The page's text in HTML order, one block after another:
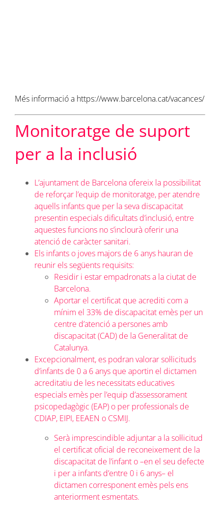
Més informació a https://www.barcelona.cat/vacances/
Monitoratge de suport
per a la inclusió
L’ajuntament de Barcelona ofereix la possibilitat
de reforçar l’equip de monitoratge, per atendre
aquells infants que per la seva discapacitat
presentin especials dificultats d’inclusió, entre
aquestes funcions no s’inclourà oferir una
atenció de caràcter sanitari.
Els infants o joves majors de 6 anys hauran de
reunir els següents requisits:
Residir i estar empadronats a la ciutat de
Barcelona.
Aportar el certificat que acrediti com a
mínim el 33% de discapacitat emès per un
centre d’atenció a persones amb
discapacitat (CAD) de la Generalitat de
Catalunya.
Excepcionalment, es podran valorar sol·licituds
d’infants de 0 a 6 anys que aportin el dictamen
acreditatiu de les necessitats educatives
especials emès per l’equip d’assessorament
psicopedagògic (EAP) o per professionals de
CDIAP, EIPI, EEAEN o CSMIJ.
Serà imprescindible adjuntar a la sol·licitud
el certificat oficial de reconeixement de la
discapacitat de l’infant o –en el seu defecte
i per a infants d’entre 0 i 6 anys– el
dictamen corresponent emès pels ens
anteriorment esmentats.